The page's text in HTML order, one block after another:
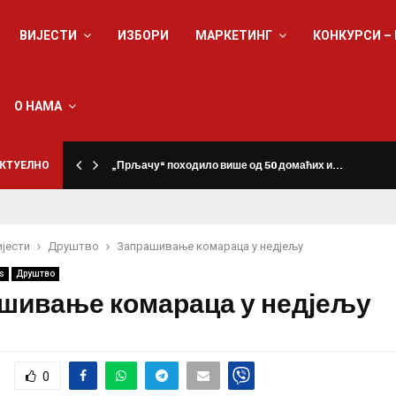
ВИЈЕСТИ ИЗБОРИ МАРКЕТИНГ КОНКУРСИ
О НАМА
„Прљачу“ походило више од 50 домаћих и…
Друштво Запрашивање комараца у недјељу
Друштво
комараца у недјељу
0